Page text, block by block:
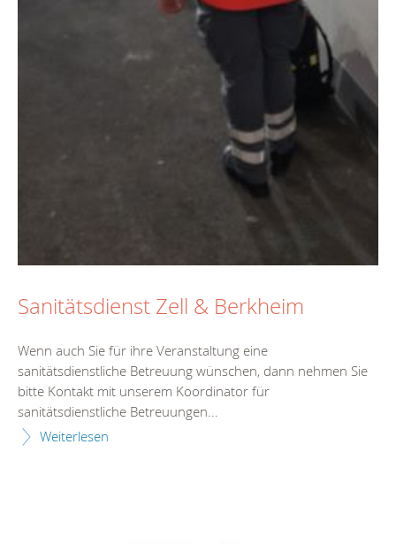
Sanitätsdienst Zell & Berkheim
Wenn auch Sie für ihre Veranstaltung eine
sanitätsdienstliche Betreuung wünschen, dann nehmen Sie
bitte Kontakt mit unserem Koordinator für
sanitätsdienstliche Betreuungen...
Weiterlesen